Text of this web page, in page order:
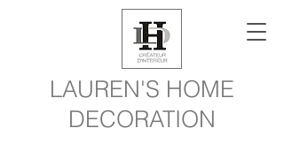
LAUREN'S HOME
DECORATION